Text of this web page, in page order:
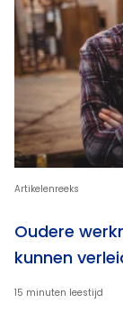
Oudere
kunnen
Artikelenreeks
15 minuten leestijd